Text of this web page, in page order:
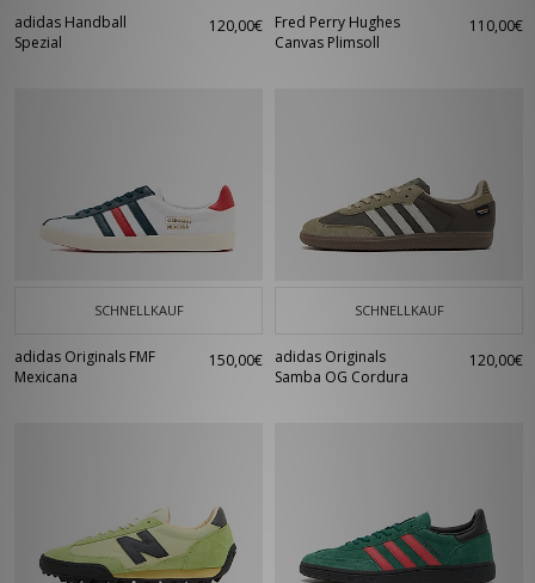
adidas Handball
Spezial
120,00€
Fred Perry Hughes
Canvas Plimsoll
110,00€
SCHNELLKAUF
adidas Originals FMF
Mexicana
150,00€
SCHNELLKAUF
adidas Originals
Samba OG Cordura
120,00€